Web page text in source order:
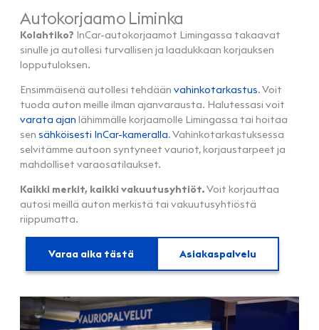
Autokorjaamo Liminka
Kolahtiko? InCar-autokorjaamot Limingassa takaavat
sinulle ja autollesi turvallisen ja laadukkaan korjauksen
lopputuloksen.
Ensimmäisenä autollesi tehdään vahinkotarkastus. Voit
tuoda auton meille ilman ajanvarausta. Halutessasi voit
varata ajan lähimmälle korjaamolle Limingassa tai hoitaa
sen sähköisesti InCar-kameralla. Vahinkotarkastuksessa
selvitämme autoon syntyneet vauriot, korjaustarpeet ja
mahdolliset varaosatilaukset.
Kaikki merkit, kaikki vakuutusyhtiöt.Voit korjauttaa
autosi meillä auton merkistä tai vakuutusyhtiöstä
riippumatta.
Varaa aika tästä Asiakaspalvelu